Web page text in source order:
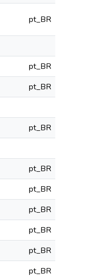
pt_BR
pt_BR
pt_BR
pt_BR
pt_BR
pt_BR
pt_BR
pt_BR
pt_BR
pt_BR